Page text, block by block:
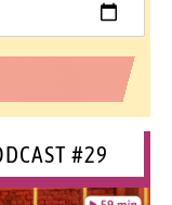
#29